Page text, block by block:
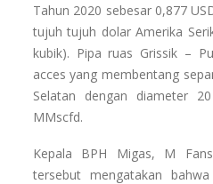
Tahun 2020 sebesar 0,877
tujuh tujuh dolar Amerika
kubik). Pipa ruas Grissik –
acces yang membentang
Selatan dengan diameter
MMscfd.
Kepala BPH Migas, M
tersebut mengatakan